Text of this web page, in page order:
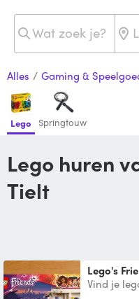
Alles / Gaming &
Lego Springtouw
Lego huren van je buren in
Tielt
Lego's
Vind je